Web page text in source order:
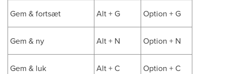
Gem & fortsæt Alt + G Option + G
Gem & ny Alt + N Option + N
Gem & luk Alt + C Option + C